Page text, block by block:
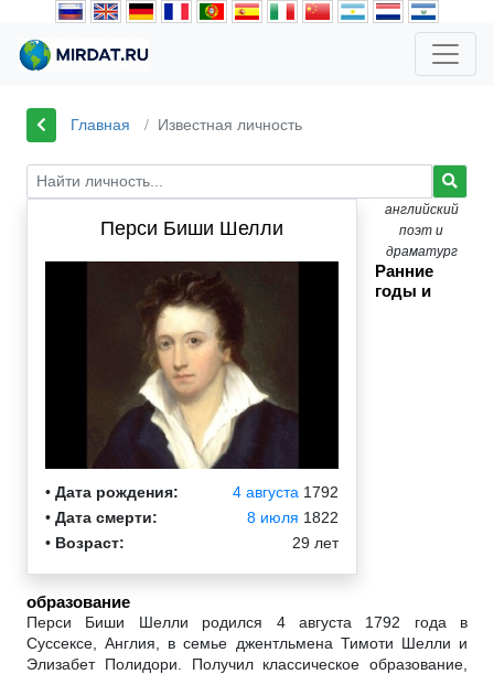
Главная Известная личность
Перси Биши Шелли
• Дата рождения: 4 августа 1792
• Дата смерти: 8 июля 1822
• Возраст: 29 лет
английский
поэт и
драматург
Ранние
годы и
образование
Перси Биши Шелли родился 4 августа 1792 года в
Суссексе, Англия, в семье джентльмена Тимоти Шелли и
Элизабет Полидори. Получил классическое образование,